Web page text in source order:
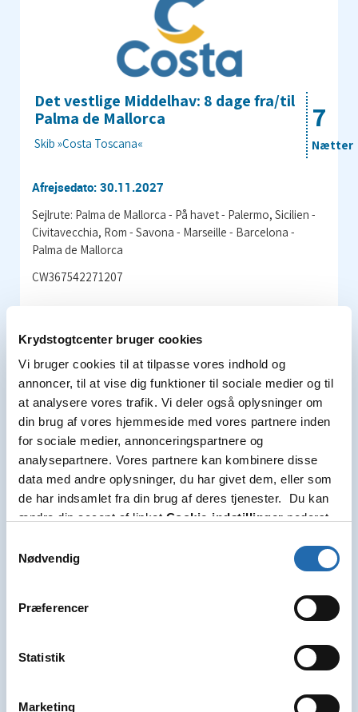
Krydstogtcenter bruger cookies
Vi bruger cookies til at tilpasse vores indhold og
annoncer, til at vise dig funktioner til sociale medier og til
at analysere vores trafik. Vi deler også oplysninger om
din brug af vores hjemmeside med vores partnere inden
for sociale medier, annonceringspartnere og
analysepartnere. Vores partnere kan kombinere disse
data med andre oplysninger, du har givet dem, eller som
de har indsamlet fra din brug af deres tjenester. Du kan
ændre din accept af linket Cookie-indstillinger nederst
Nødvendig
Præferencer
Statistik
Marketing
7
Nætter
Det vestlige Middelhav: 8 dage fra/til
Palma de Mallorca
Skib »Costa Toscana«
Afrejsedato: 30.11.2027
Sejlrute: Palma de Mallorca - På havet - Palermo, Sicilien -
Civitavecchia, Rom - Savona - Marseille - Barcelona -
Palma de Mallorca
CW367542271207
4.887 kr.
1 tilbud
Vælg